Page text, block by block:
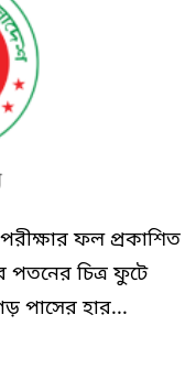
ফল প্রকাশিত
পতনের চিত্র ফুটে
পাসের হার...